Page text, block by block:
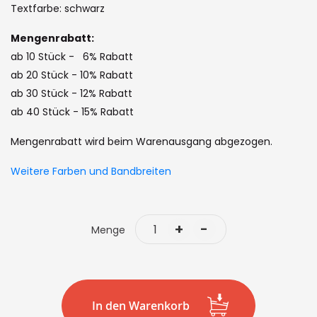
gallery
Textfarbe: schwarz
Mengenrabatt:
ab 10 Stück - 6% Rabatt
ab 20 Stück - 10% Rabatt
ab 30 Stück - 12% Rabatt
ab 40 Stück - 15% Rabatt
Mengenrabatt wird beim Warenausgang abgezogen.
Weitere Farben und Bandbreiten
Menge -
+
In den Warenkorb